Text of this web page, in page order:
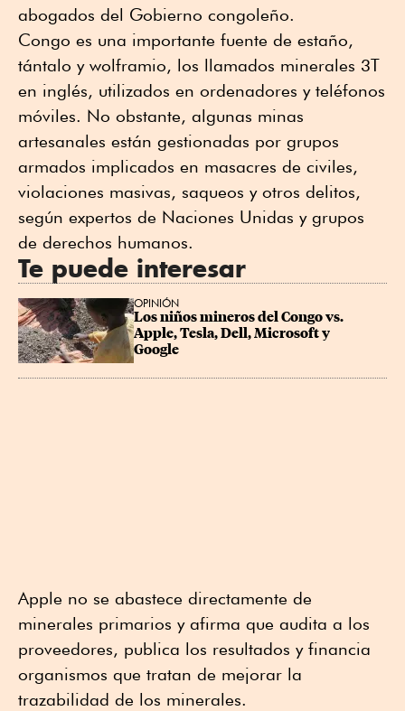
abogados del Gobierno congoleño.
Congo es una importante fuente de estaño,
tántalo y wolframio, los llamados minerales 3T
en inglés, utilizados en ordenadores y teléfonos
móviles. No obstante, algunas minas
artesanales están gestionadas por grupos
armados implicados en masacres de civiles,
violaciones masivas, saqueos y otros delitos,
según expertos de Naciones Unidas y grupos
de derechos humanos.
Te puede interesar
OPINIÓN
Los niños mineros del Congo vs.
Apple, Tesla, Dell, Microsoft y
Google
Apple no se abastece directamente de
minerales primarios y afirma que audita a los
proveedores, publica los resultados y financia
organismos que tratan de mejorar la
trazabilidad de los minerales.